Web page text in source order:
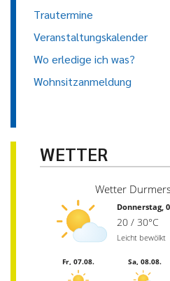
Trautermine
Veranstaltungskalender
Wo erledige ich was?
Wohnsitzanmeldung
WETTER
Wetter
Donnerstag,
20 / 30°C
Leicht bewölkt
Fr, 07.08. Sa, 08.08.